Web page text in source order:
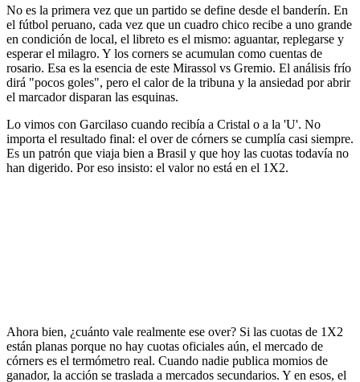
No es la primera vez que un partido se define desde el banderín. En
el fútbol peruano, cada vez que un cuadro chico recibe a uno grande
en condición de local, el libreto es el mismo: aguantar, replegarse y
esperar el milagro. Y los corners se acumulan como cuentas de
rosario. Esa es la esencia de este Mirassol vs Gremio. El análisis frío
dirá "pocos goles", pero el calor de la tribuna y la ansiedad por abrir
el marcador disparan las esquinas.
Lo vimos con Garcilaso cuando recibía a Cristal o a la 'U'. No
importa el resultado final: el over de córners se cumplía casi siempre.
Es un patrón que viaja bien a Brasil y que hoy las cuotas todavía no
han digerido. Por eso insisto: el valor no está en el 1X2.
Ahora bien, ¿cuánto vale realmente ese over? Si las cuotas de 1X2
están planas porque no hay cuotas oficiales aún, el mercado de
córners es el termómetro real. Cuando nadie publica momios de
ganador, la acción se traslada a mercados secundarios. Y en esos, el